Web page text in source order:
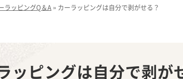
ラッピングQ＆A » カーラッピングは自分で剥がせる？
ッピングは自分で剥が